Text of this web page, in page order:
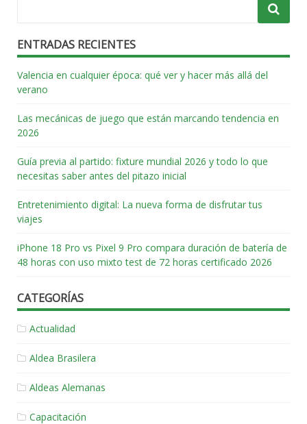
ENTRADAS RECIENTES
Valencia en cualquier época: qué ver y hacer más allá del
verano
Las mecánicas de juego que están marcando tendencia en
2026
Guía previa al partido: fixture mundial 2026 y todo lo que
necesitas saber antes del pitazo inicial
Entretenimiento digital: La nueva forma de disfrutar tus
viajes
iPhone 18 Pro vs Pixel 9 Pro compara duración de batería de
48 horas con uso mixto test de 72 horas certificado 2026
CATEGORÍAS
Actualidad
Aldea Brasilera
Aldeas Alemanas
Capacitación